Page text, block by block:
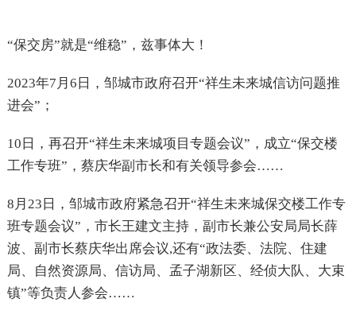
“保交房”就是“维稳”，兹事体大！
2023年7月6日，邹城市政府召开“祥生未来城信访问题推
进会”；
10 日，再召开“祥生未来城项目专题会议”，成立“保交楼
工作专班”，蔡庆华副市长和有关领导参会……
8 月23日，邹城市政府紧急召开“祥生未来城保交楼工作专
班专题会议”，市长王建文主持，副市长兼公安局局长薛
波、副市长蔡庆华出席会议,还有“政法委、法院、住建
局、自然资源局、信访局、孟子湖新区、经侦大队、大束
镇”等负责人参会……